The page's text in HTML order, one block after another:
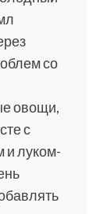
со
овощи,
с
и луком-